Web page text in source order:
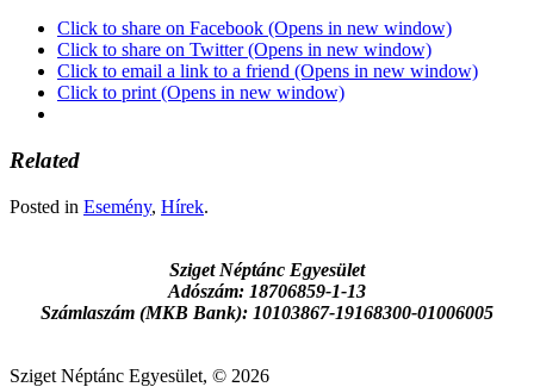
Click to share on Facebook (Opens in new window)
Click to share on Twitter (Opens in new window)
Click to email a link to a friend (Opens in new window)
Click to print (Opens in new window)
Related
Posted in Esemény, Hírek.
Sziget Néptánc Egyesület
Adószám: 18706859-1-13
Számlaszám (MKB Bank): 10103867-19168300-01006005
Sziget Néptánc Egyesület, © 2026